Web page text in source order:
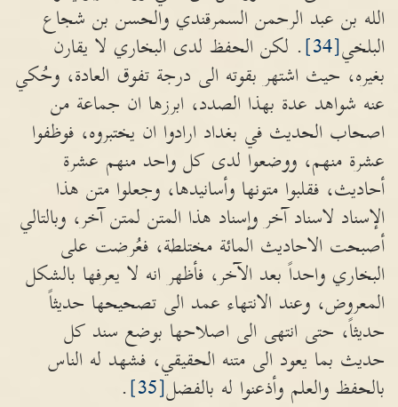
الله بن عبد الرحمن السمرقندي والحسن بن شجاع
البلخي[34]
. لكن الحفظ لدى البخاري لا يقارن
بغيره، حيث اشتهر بقوته الى درجة تفوق العادة، وحُكي
عنه شواهد عدة بهذا الصدد، ابرزها ان جماعة من
اصحاب الحديث في بغداد ارادوا ان يختبروه، فوظفوا
عشرة منهم، ووضعوا لدى كل واحد منهم عشرة
أحاديث، فقلبوا متونها وأسانيدها، وجعلوا متن هذا
الإسناد لاسناد آخر وإسناد هذا المتن لمتن آخر، وبالتالي
أصبحت الاحاديث المائة مختلطة، فعُرضت على
البخاري واحداً بعد الآخر، فأظهر انه لا يعرفها بالشكل
المعروض، وعند الانتهاء عمد الى تصحيحها حديثاً
حديثاً، حتى انتهى الى اصلاحها بوضع سند كل
حديث بما يعود الى متنه الحقيقي، فشهد له الناس
بالحفظ والعلم وأذعنوا له بالفضل[35]
.